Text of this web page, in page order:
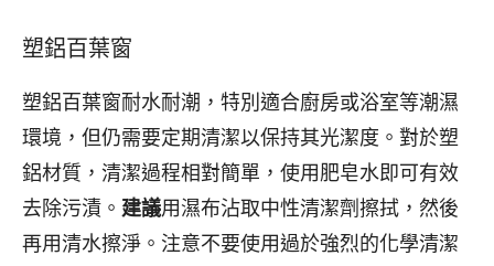
塑鋁百葉窗
塑鋁百葉窗耐水耐潮，特別適合廚房或浴室等潮濕
環境，但仍需要定期清潔以保持其光潔度。對於塑
鋁材質，清潔過程相對簡單，使用肥皂水即可有效
去除污漬。 建議用濕布沾取中性清潔劑擦拭，然後
再用清水擦淨。注意不要使用過於強烈的化學清潔